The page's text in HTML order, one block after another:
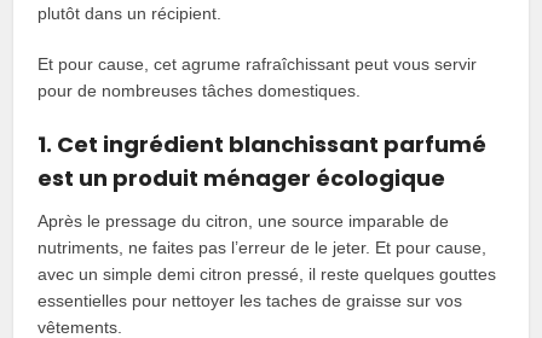
plutôt dans un récipient.
Et pour cause, cet agrume rafraîchissant peut vous servir
pour de nombreuses tâches domestiques.
1. Cet ingrédient blanchissant parfumé
est un produit ménager écologique
Après le pressage du citron, une source imparable de
nutriments, ne faites pas l’erreur de le jeter. Et pour cause,
avec un simple demi citron pressé, il reste quelques gouttes
essentielles pour nettoyer les taches de graisse sur vos
vêtements.